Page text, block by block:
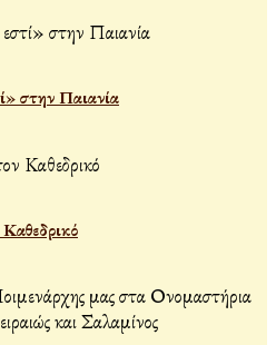
στην Παιανία